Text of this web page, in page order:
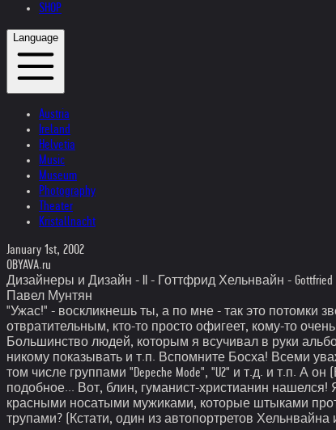
SHOP
Language
Austria
Ireland
Helvetia
Music
Museum
Photography
Theater
Kristallnacht
January 1st, 2002
OBYAVA.ru
Дизайнеры и Дизайн - II - Готтфрид Хельнвайн - Gottfried
Павел Мунтян
"Ужас!" - воскликнешь ты, а по мне - так это потомки
отвратительным, кто-то просто офигеет, кому-то
Большинство людей, которым я всучивал в руки
никому показывать и т.п. Вспомните Босха! Всеми
том числе группами "Depeche Mode", "U2" и т.д. и т.п.
подобное... Вот, блин, гуманист-христианин
красными носатыми мужиками, которые штыками
трупами? (Кстати, один из автопортретов Хельнвайна